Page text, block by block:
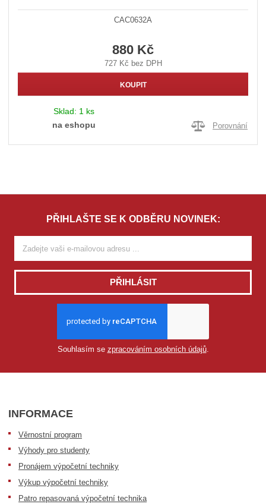
CAC0632A
880 Kč
727 Kč bez DPH
KOUPIT
Sklad: 1 ks
na eshopu
Porovnání
PŘIHLAŠTE SE K ODBĚRU NOVINEK:
PŘIHLÁSIT
Souhlasím se zpracováním osobních údajů.
INFORMACE
Věrnostní program
Výhody pro studenty
Pronájem výpočetní techniky
Výkup výpočetní techniky
Patro repasovaná výpočetní technika